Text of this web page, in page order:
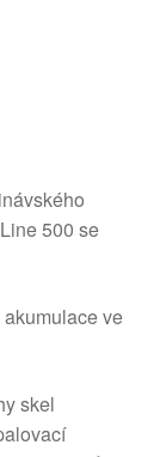
500 se
ve
skel